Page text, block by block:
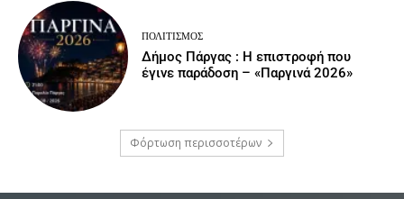
ΠΟΛΙΤΙΣΜΌΣ
Δήμος Πάργας : Η επιστροφή που
έγινε παράδοση – «Παργινά 2026»
Φόρτωση περισσοτέρων